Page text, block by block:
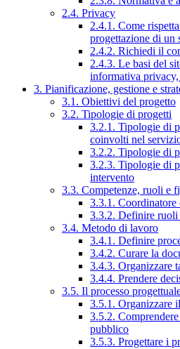
2.4. Privacy
2.4.1. Come
progettazione di un
2.4.2. Richiedi il
2.4.3. Le basi del
informativa
3. Pianificazione, gestione e
3.1. Obiettivi del progetto
3.2. Tipologie di progetti
3.2.1. Tipologie di
coinvolti nel
3.2.2. Tipologie di
3.2.3. Tipologie di
intervento
3.3. Competenze, ruoli e
3.3.1. Coordinatore
3.3.2. Definire ruoli
3.4. Metodo di lavoro
3.4.1. Definire
3.4.2. Curare la
3.4.3. Organizzare
3.4.4. Prendere
3.5. Il processo
3.5.1. Organizzare
3.5.2.
pubblico
3.5.3. Progettare i